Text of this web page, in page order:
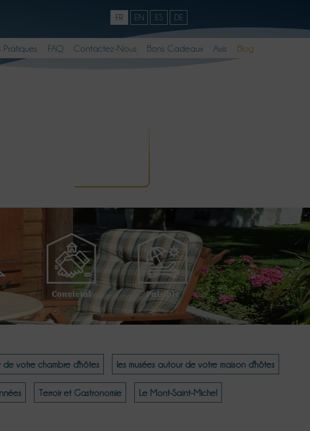
FR EN ES DE
Pratiques FAQ Contactez-Nous Bons Cadeaux Avis Blog
Convivial Paisible
de votre chambre d'hôtes les musées autour de votre maison d'hôtes
Terroir et Gastronomie Le Mont-Saint-Michel